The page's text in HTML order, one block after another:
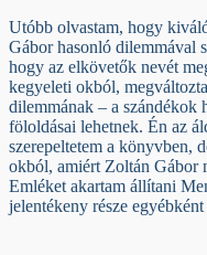
Utóbb olvastam, hogy
Gábor hasonló dilemmával
hogy az elkövetők nevét
kegyeleti okból,
dilemmának – a szándékok
föloldásai lehetnek. Én az
szerepeltetem a könyvben,
okból, amiért Zoltán Gábor
Emléket akartam állítani
jelentékeny része